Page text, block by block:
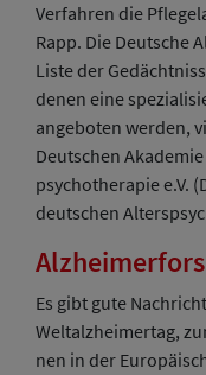
Verfahren die
Rapp. Die Deutsche
Liste der
denen eine
angeboten werden,
Deutschen
psychotherapie e.V.
deutschen
Es gibt gute
Weltalzheimertag,
nen in der